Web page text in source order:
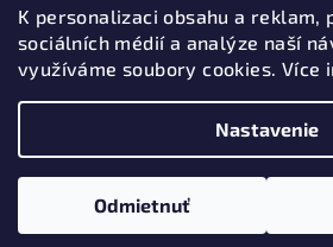
K personalizaci obsahu a reklam,
sociálních médií a analýze naší
využíváme soubory cookies. Více
Nastavenie
Odmietnuť
Kontakt
602 513 216